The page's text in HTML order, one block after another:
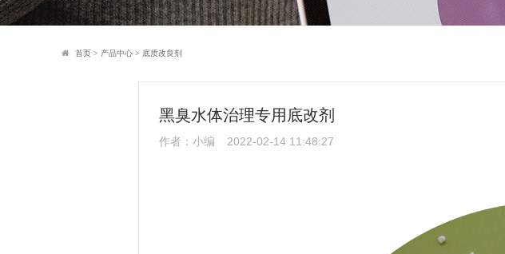
首页 > 产品中心 > 底质改良剂
黑臭水体治理专用底改剂
作者：小编 2022-02-14 11:48:27